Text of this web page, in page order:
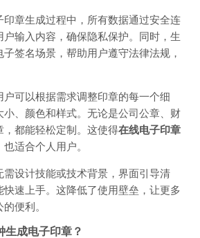
印章生成过程中，所有数据通过安全连
输入内容，确保隐私保护。同时，生
签名场景，帮助用户遵守法律法规，
户可以根据需求调整印章的每一个细
小、颜色和样式。无论是公司公章、财
，都能轻松定制。这使得在线电子印章
适合个人用户。
需设计技能或技术背景，界面引导清
快速上手。这降低了使用壁垒，让更多
便利。
生成电子印章？